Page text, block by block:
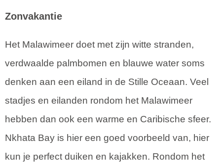
Zonvakantie
Het Malawimeer doet met zijn witte stranden,
verdwaalde palmbomen en blauwe water soms
denken aan een eiland in de Stille Oceaan. Veel
stadjes en eilanden rondom het Malawimeer
hebben dan ook een warme en Caribische sfeer.
Nkhata Bay is hier een goed voorbeeld van, hier
kun je perfect duiken en kajakken. Rondom het